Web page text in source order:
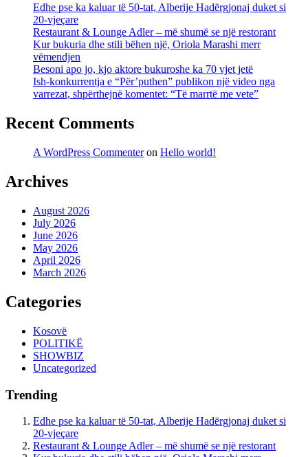
Edhe pse ka kaluar të 50-tat, Alberije Hadërgjonaj duket si
20-vjeçare
Restaurant & Lounge Adler – më shumë se një restorant
Kur bukuria dhe stili bëhen një, Oriola Marashi merr
vëmendjen
Besoni apo jo, kjo aktore bukuroshe ka 70 vjet jetë
Ish-konkurrentja e “Për’puthen” publikon një video nga
varrezat, shpërthejnë komentet: “Të marrtë me vete”
Recent Comments
A WordPress Commenteron Hello world!
Archives
August 2026
July 2026
June 2026
May 2026
April 2026
March 2026
Categories
Kosovë
POLITIKË
SHOWBIZ
Uncategorized
Trending
Edhe pse ka kaluar të 50-tat, Alberije Hadërgjonaj duket si
20-vjeçare
Restaurant & Lounge Adler – më shumë se një restorant